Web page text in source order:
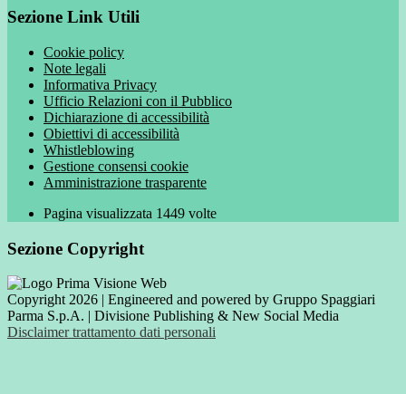
Sezione Link Utili
Cookie policy
Note legali
Informativa Privacy
Ufficio Relazioni con il Pubblico
Dichiarazione di accessibilità
Obiettivi di accessibilità
Whistleblowing
Gestione consensi cookie
Amministrazione trasparente
Pagina visualizzata 1449 volte
Sezione Copyright
Copyright 2026 | Engineered and powered by Gruppo Spaggiari
Parma S.p.A. | Divisione Publishing & New Social Media
Disclaimer trattamento dati personali